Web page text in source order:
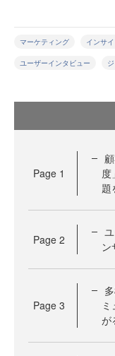
マーケティング インサイ
ユーザーインタビュー
Page 1
度
題
Page 2
Page 3
が